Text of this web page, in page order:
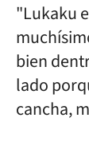
"Lukaku
bien
lado
cancha,